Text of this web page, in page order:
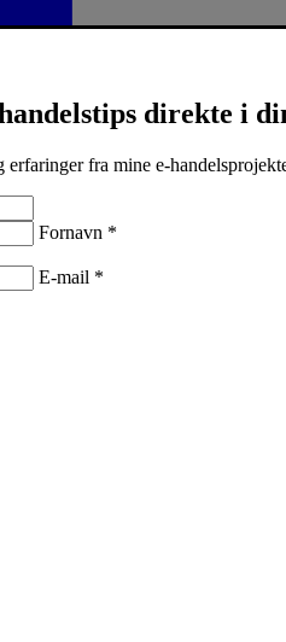
direkte i
erfaringer fra mine e-
Fornavn *
E-mail *